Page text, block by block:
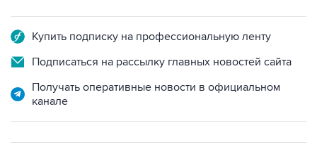
Купить подписку на профессиональную ленту
Подписаться на рассылку главных новостей сайта
Получать оперативные новости в официальном
канале